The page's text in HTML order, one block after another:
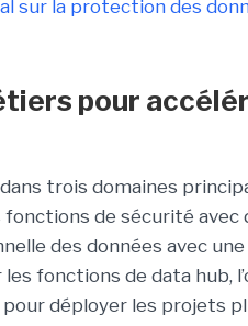
sur la protection des
pour
trois domaines
fonctions de sécurité
des données avec
fonctions de data hub,
pour déployer les projets